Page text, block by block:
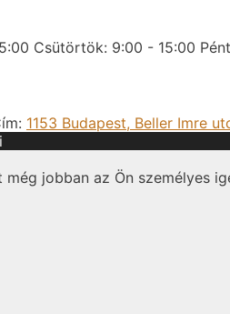
Csütörtök: 9:00 - 15:00
1153 Budapest, Beller Imre
jobban az Ön személyes